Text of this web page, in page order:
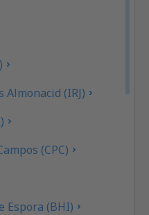
(IRJ)
(CPC)
Espora (BHI)